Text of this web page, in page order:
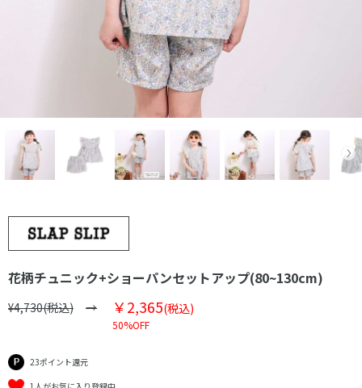
花柄チュニック+ショーパンセットアップ(80~130cm)
¥4,730(税込) ￥2,365(税込)
50%OFF
23ポイント還元